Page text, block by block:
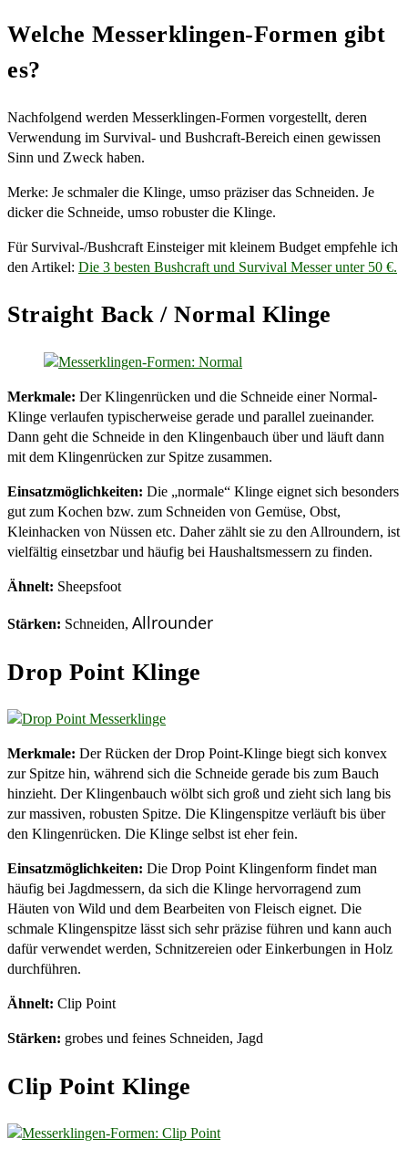
Welche Messerklingen-Formen gibt
es?
Nachfolgend werden Messerklingen-Formen vorgestellt, deren
Verwendung im Survival- und Bushcraft-Bereich einen gewissen
Sinn und Zweck haben.
Merke: Je schmaler die Klinge, umso präziser das Schneiden. Je
dicker die Schneide, umso robuster die Klinge.
Für Survival-/Bushcraft Einsteiger mit kleinem Budget empfehle ich
den Artikel: Die 3 besten Bushcraft und Survival Messer unter 50 €.
Straight Back / Normal Klinge
Merkmale: Der Klingenrücken und die Schneide einer Normal-
Klinge verlaufen typischerweise gerade und parallel zueinander.
Dann geht die Schneide in den Klingenbauch über und läuft dann
mit dem Klingenrücken zur Spitze zusammen.
Einsatzmöglichkeiten: Die „normale“ Klinge eignet sich besonders
gut zum Kochen bzw. zum Schneiden von Gemüse, Obst,
Kleinhacken von Nüssen etc. Daher zählt sie zu den Allroundern, ist
vielfältig einsetzbar und häufig bei Haushaltsmessern zu finden.
Ähnelt: Sheepsfoot
Stärken: Schneiden, Allrounder
Drop Point Klinge
Merkmale: Der Rücken der Drop Point-Klinge biegt sich konvex
zur Spitze hin, während sich die Schneide gerade bis zum Bauch
hinzieht. Der Klingenbauch wölbt sich groß und zieht sich lang bis
zur massiven, robusten Spitze. Die Klingenspitze verläuft bis über
den Klingenrücken. Die Klinge selbst ist eher fein.
Einsatzmöglichkeiten: Die Drop Point Klingenform findet man
häufig bei Jagdmessern, da sich die Klinge hervorragend zum
Häuten von Wild und dem Bearbeiten von Fleisch eignet. Die
schmale Klingenspitze lässt sich sehr präzise führen und kann auch
dafür verwendet werden, Schnitzereien oder Einkerbungen in Holz
durchführen.
Ähnelt: Clip Point
Stärken: grobes und feines Schneiden, Jagd
Clip Point Klinge